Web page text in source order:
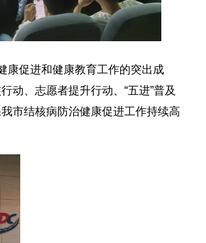
促进和健康教育工作的突出成
动、志愿者提升行动、“五进”普及
市结核病防治健康促进工作持续高